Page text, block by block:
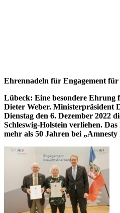
Ehrennadeln für Engagement für
Lübeck: Eine besondere
Dieter Weber. Ministerpräsident
Dienstag den 6. Dezember 2022
Schleswig-Holstein verliehen.
mehr als 50 Jahren bei